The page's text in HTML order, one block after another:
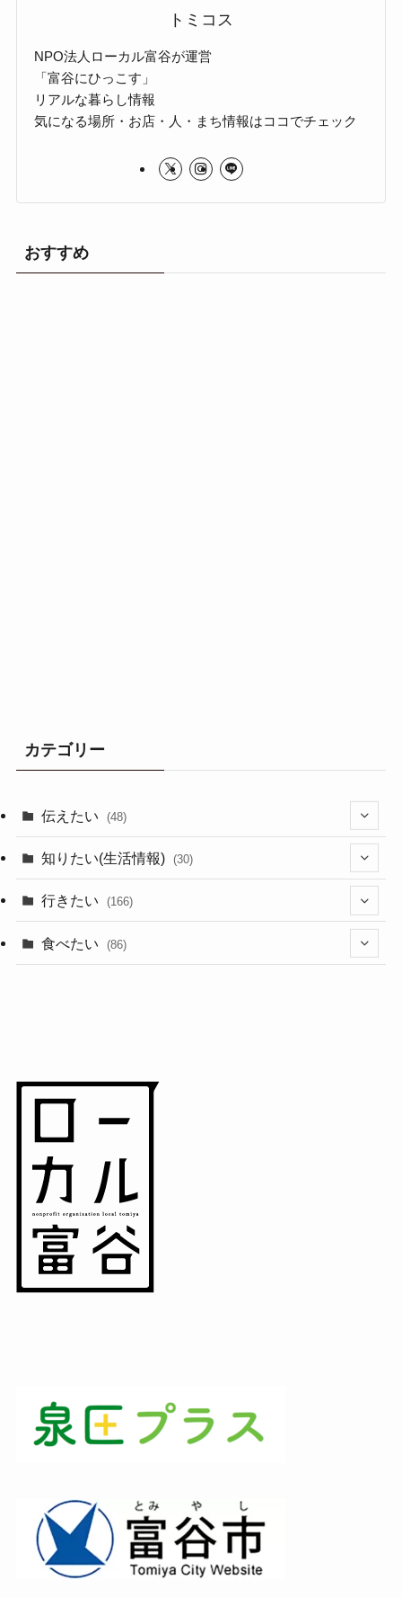
トミコス
NPO法人ローカル富谷が運営
「富谷にひっこす」
リアルな暮らし情報
気になる場所・お店・人・まち情報はココでチェック
おすすめ
カテゴリー
伝えたい (48)
(44)
(1)
知りたい(生活情報) (30)
(10)
(11)
行きたい (166)
(18)
食べたい (86)